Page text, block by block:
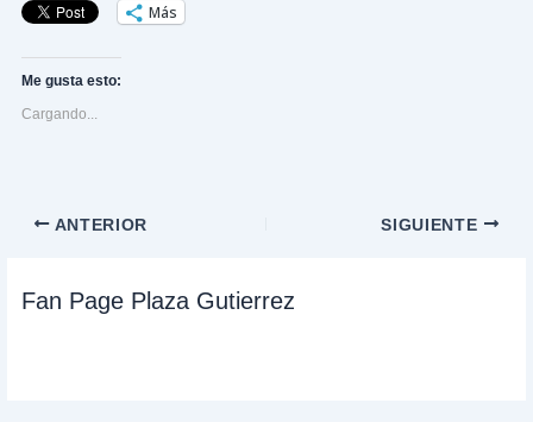
Más
Me gusta esto:
Cargando...
NavegaciónANTERIOR SIGUIENTE
Fan Page Plaza Gutierrez